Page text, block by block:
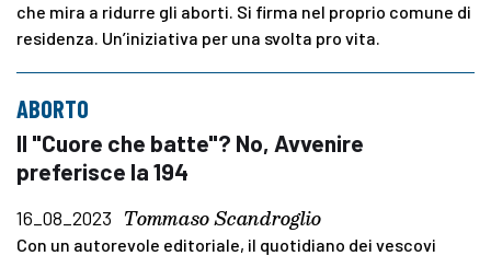
che mira a ridurre gli aborti. Si firma nel proprio comune di
residenza. Un’iniziativa per una svolta pro vita.
ABORTO
Il "Cuore che batte"? No, Avvenire
preferisce la 194
16_08_2023 Tommaso Scandroglio
Con un autorevole editoriale, il quotidiano dei vescovi